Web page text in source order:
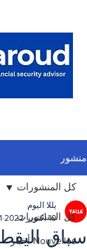
منشور
كل المنشورات
Nouvelles أخبار
كل المنشورات
سباق
يللا اليوم
10 أكتوبر 2022
1 دقيقة قراءة